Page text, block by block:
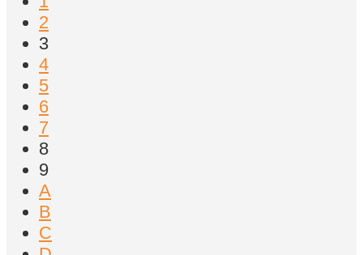
2
3
4
5
6
7
8
9
A
B
C